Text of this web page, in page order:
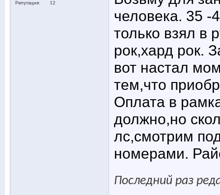
Репутация
12
человека. 35 -
только взял в
рок,хард рок.
вот настал
тем,что
Оплата в
должно,но
лс,смотрим
номерами.
Последний раз